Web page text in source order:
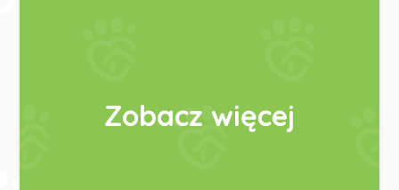
Zobacz więcej